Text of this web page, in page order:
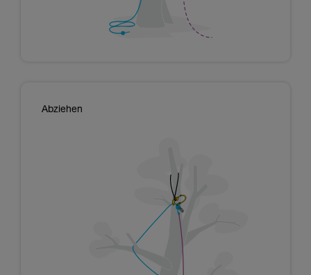
Abziehen